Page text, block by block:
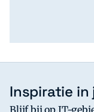
Inspiratie in